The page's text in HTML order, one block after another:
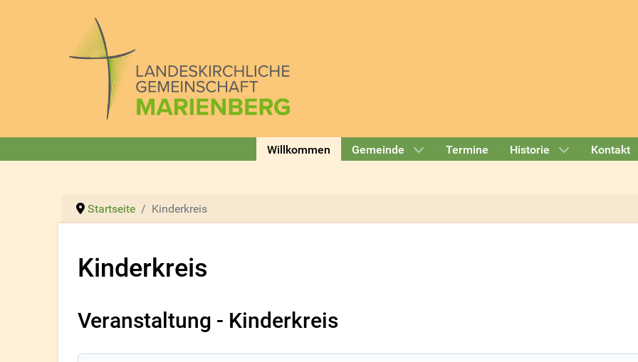
Willkommen Gemeinde Termine Historie Kontakt
Startseite
Kinderkreis
Kinderkreis
Veranstaltung - Kinderkreis